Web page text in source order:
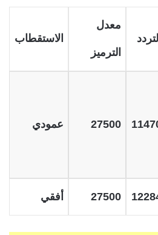
التردد
معدل
الترميز
الاستقطاب
27500 عمودي
27500 أفقي